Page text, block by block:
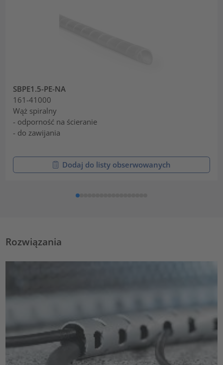
SBPE1.5-PE-NA
161-41000
Wąż spiralny
- odporność na ścieranie
- do zawijania
Dodaj do listy obserwowanych
Rozwiązania